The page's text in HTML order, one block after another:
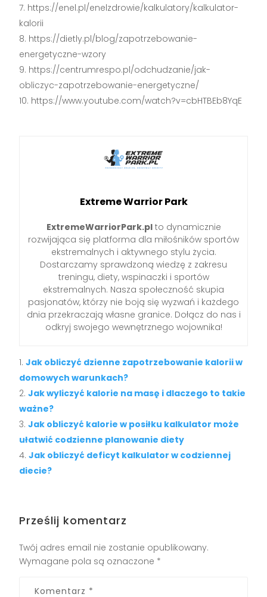
https://enel.pl/enelzdrowie/kalkulatory/kalkulator-
kalorii
https://dietly.pl/blog/zapotrzebowanie-
energetyczne-wzory
https://centrumrespo.pl/odchudzanie/jak-
obliczyc-zapotrzebowanie-energetyczne/
https://www.youtube.com/watch?v=cbHTBEb8YqE
Extreme Warrior Park
ExtremeWarriorPark.plto dynamicznie
rozwijająca się platforma dla miłośników sportów
ekstremalnych i aktywnego stylu życia.
Dostarczamy sprawdzoną wiedzę z zakresu
treningu, diety, wspinaczki i sportów
ekstremalnych. Nasza społeczność skupia
pasjonatów, którzy nie boją się wyzwań i każdego
dnia przekraczają własne granice. Dołącz do nas i
odkryj swojego wewnętrznego wojownika!
Jak obliczyć dzienne zapotrzebowanie kalorii w
domowych warunkach?
Jak wyliczyć kalorie na masę i dlaczego to takie
ważne?
Jak obliczyć kalorie w posiłku kalkulator może
ułatwić codzienne planowanie diety
Jak obliczyć deficyt kalkulator w codziennej
diecie?
Prześlij komentarz
Twój adres email nie zostanie opublikowany.
Wymagane pola są oznaczone *